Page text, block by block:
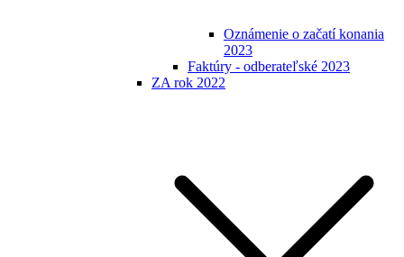
Oznámenie o začatí konania
2023
Faktúry - odberateľské 2023
ZA rok 2022